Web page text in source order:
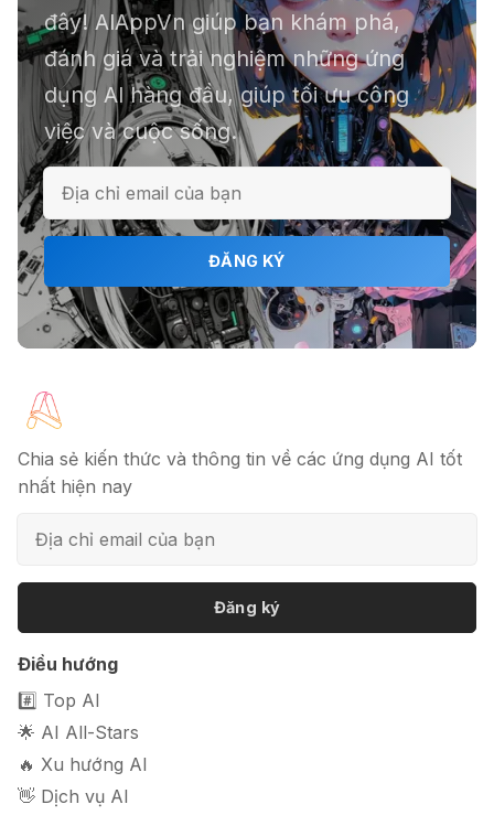
📕 Kimi AI - Ứng dụng tóm tắt hàng
chục file dữ liệu
ℹ️ Napkin AI - Biến văn bản thành
infographic
🎗️ Logomaster.ai: Thiết kế logo
chuyên nghiệp trong 5 phút
ảnh sản phẩm chuyên nghiệp
đây! AIAppVn giúp bạn khám phá,
đánh giá và trải nghiệm những ứng
dụng AI hàng đầu, giúp tối ưu công
việc và cuộc sống.
ĐĂNG KÝ
Chia sẻ kiến thức và thông tin về các ứng dụng AI tốt
nhất hiện nay
Đăng ký
Điều hướng
#️⃣ Top AI
🌟 AI All-Stars
🔥 Xu hướng AI
👋 Dịch vụ AI